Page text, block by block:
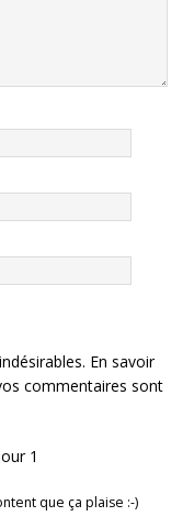
En savoir
commentaires sont
1
que ça plaise :-)